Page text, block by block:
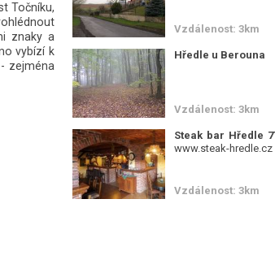
Točníku,
znaky a
vybízí k
zejména
Vzdálenost: 3km
Hředle u Berouna
Vzdálenost: 3km
Steak bar Hředle
www.steak-hredle.cz
Vzdálenost: 3km